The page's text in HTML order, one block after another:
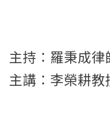
主持：羅秉成律
主講：李榮耕教